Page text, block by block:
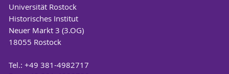
Universität Rostock
Historisches Institut
Neuer Markt 3 (3.OG)
18055 Rostock
Tel.: +49 381-4982717